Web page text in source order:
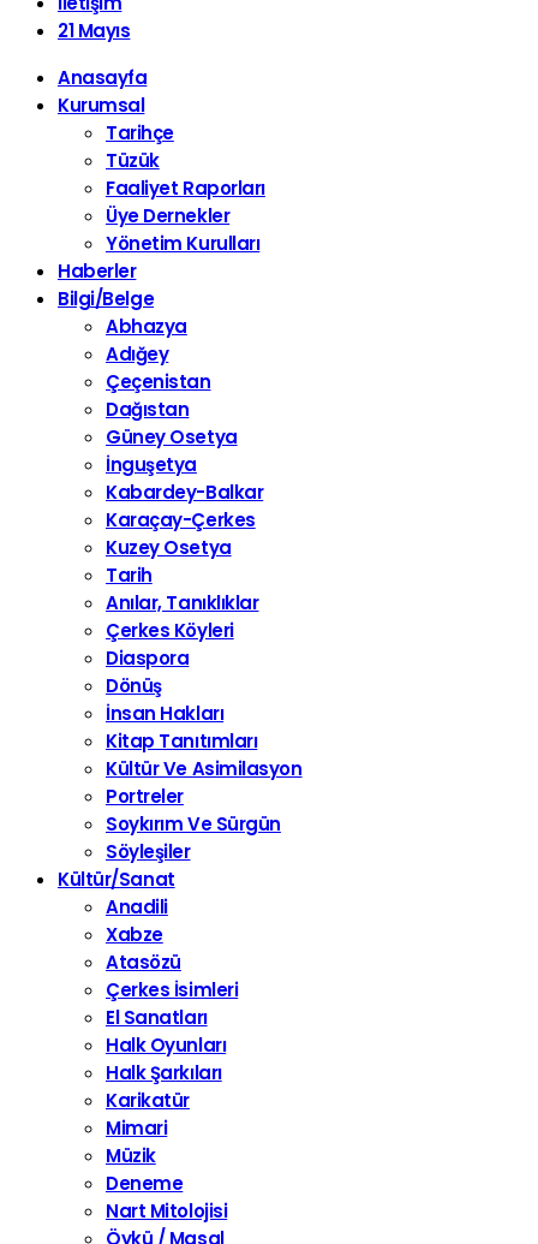
21 Mayıs
Anasayfa
Kurumsal
Tarihçe
Tüzük
Faaliyet Raporları
Üye Dernekler
Yönetim Kurulları
Haberler
Bilgi/Belge
Abhazya
Adığey
Çeçenistan
Dağıstan
Güney Osetya
İnguşetya
Kabardey-Balkar
Karaçay-Çerkes
Kuzey Osetya
Tarih
Anılar, Tanıklıklar
Çerkes Köyleri
Diaspora
Dönüş
İnsan Hakları
Kitap Tanıtımları
Kültür Ve Asimilasyon
Portreler
Soykırım Ve Sürgün
Söyleşiler
Kültür/Sanat
Anadili
Xabze
Atasözü
Çerkes İsimleri
El Sanatları
Halk Oyunları
Halk Şarkıları
Karikatür
Mimari
Müzik
Deneme
Nart Mitolojisi
Öykü / Masal